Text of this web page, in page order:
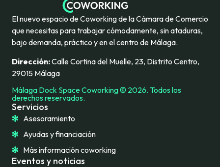
Servicios
Asesoramiento
Ayudas y financiación
Más información coworking
Eventos y noticias
El nuevo espacio de Coworking de la Cámara de Comercio
que necesitas para trabajar cómodamente, sin ataduras,
bajo demanda, práctico y en el centro de Málaga.
Dirección:Calle Cortina del Muelle, 23, Distrito Centro,
29015 Málaga
Málaga Dock Space Coworking © 2026. Todos los
derechos reservados.